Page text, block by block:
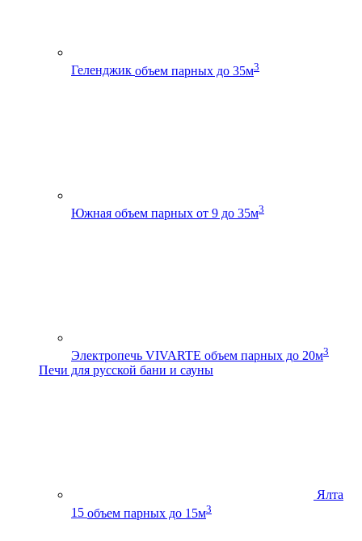
Геленджик объем парных до 35м3
Южная объем парных от 9 до 35м3
Электропечь VIVARTE объем парных до 20м3
Печи для русской бани и сауны
Ялта
15 объем парных до 15м3